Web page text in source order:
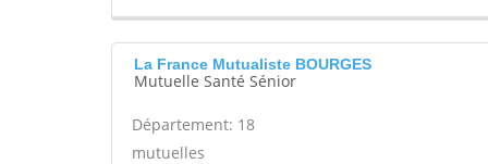
La France Mutualiste BOURGES
Mutuelle Santé Sénior
Département: 18
mutuelles